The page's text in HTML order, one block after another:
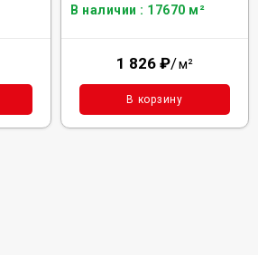
В наличии : 17670 м²
1 826 ₽/м²
В корзину